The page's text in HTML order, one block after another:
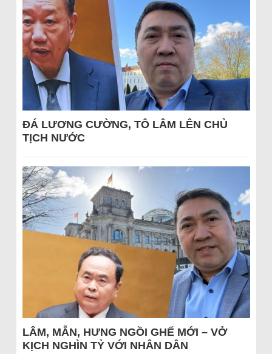
ĐÁ LƯƠNG CƯỜNG, TÔ LÂM LÊN CHỦ
TỊCH NƯỚC
LÂM, MẪN, HƯNG NGỒI GHẾ MỚI – VỞ
KỊCH NGHÌN TỶ VỚI NHÂN DÂN